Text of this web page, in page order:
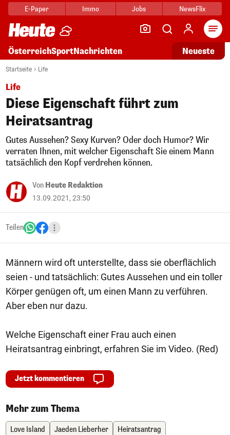
E-Paper Immo Jobs NewsFlix
ÖsterreichSportNachrichten Neueste
Startseite Life
Life
Diese Eigenschaft führt zum
Heiratsantrag
Gutes Aussehen? Sexy Kurven? Oder doch Humor? Wir
verraten Ihnen, mit welcher Eigenschaft Sie einem Mann
tatsächlich den Kopf verdrehen können.
Von Heute Redaktion
13.09.2021, 23:50
Teilen
Männern wird oft unterstellte, dass sie oberflächlich
seien - und tatsächlich: Gutes Aussehen und ein toller
Körper genügen oft, um einen Mann zu verführen.
Aber eben nur dazu.
Welche Eigenschaft einer Frau auch einen
Heiratsantrag einbringt, erfahren Sie im Video. (Red)
Jetzt kommentieren
Mehr zum Thema
Love Island Jaeden Lieberher Heiratsantrag